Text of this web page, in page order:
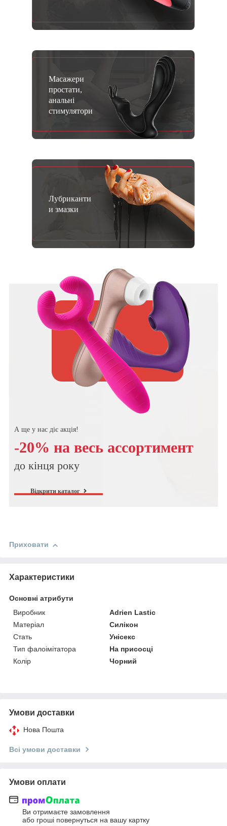
Масажери
простати,
анальні
стимулятори
Лубриканти
и змазки
А ще у нас діє акція!
-20% на весь ассортимент
до кінця року
Відкрити каталог
Приховати
Характеристики
Основні атрибути
Виробник
Adrien Lastic
Матеріал
Силікон
Стать
Унісекс
Тип фалоімітатора
На присосці
Колір
Чорний
Умови доставки
Нова Пошта
Всі умови доставки
Умови оплати
Ви отримаєте замовлення
або гроші повернуться на вашу картку